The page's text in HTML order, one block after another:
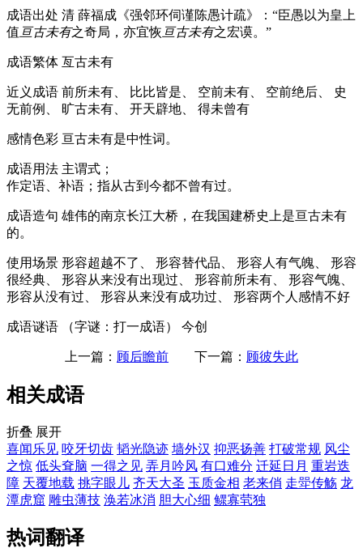
成语出处 清 薛福成《强邻环伺谨陈愚计疏》：“臣愚以为皇上
值 亘古未有之奇局，亦宜恢 亘古未有之宏谟。”
成语繁体 亙古未有
近义成语 前所未有、 比比皆是、 空前未有、 空前绝后、 史
无前例、 旷古未有、 开天辟地、 得未曾有
感情色彩 亘古未有是中性词。
成语用法 主谓式；
作定语、补语；指从古到今都不曾有过。
成语造句 雄伟的南京长江大桥，在我国建桥史上是亘古未有
的。
使用场景 形容超越不了、 形容替代品、 形容人有气魄、 形容
很经典、 形容从来没有出现过、 形容前所未有、 形容气魄、
形容从没有过、 形容从来没有成功过、 形容两个人感情不好
成语谜语 （字谜：打一成语） 今创
上一篇： 顾后瞻前 下一篇： 顾彼失此
相关成语
折叠 展开
喜闻乐见 咬牙切齿 韬光隐迹 墙外汉 抑恶扬善 打破常规 风尘
之惊 低头耷脑 一得之见 弄月吟风 有口难分 迁延日月 重岩迭
障 天覆地载 挑字眼儿 齐天大圣 玉质金相 老来俏 走斝传觞 龙
潭虎窟 雕虫薄技 涣若冰消 胆大心细 鳏寡茕独
热词翻译